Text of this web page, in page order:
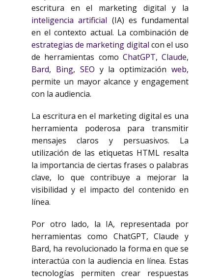
escritura en el marketing digital y la
inteligencia artificial (IA) es fundamental
en el contexto actual. La combinación de
estrategias de marketing digital con el uso
de herramientas como ChatGPT, Claude,
Bard, Bing, SEO y la optimizaciónweb,
permite un mayor alcance y engagement
con la audiencia.
La escritura en el marketing digital es una
herramienta poderosa para transmitir
mensajes claros y persuasivos. La
utilización de las etiquetas HTML resalta
la importancia de ciertas frases o palabras
clave, lo que contribuye a mejorar la
visibilidad y el impacto del contenido en
línea.
Por otro lado, la IA, representada por
herramientas como ChatGPT, Claude y
Bard, ha revolucionado la forma en que se
interactúa con la audiencia en línea. Estas
tecnologías permiten crear respuestas